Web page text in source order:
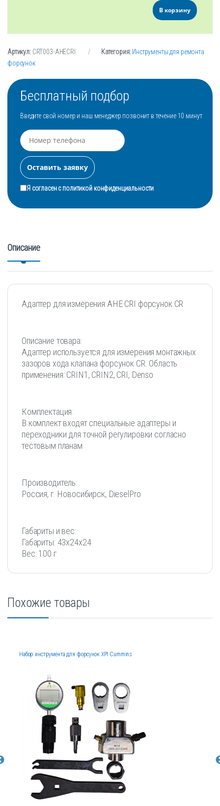
В корзину
Артикул: CRT003-AHECRI Категория: Инструменты для ремонта
форсунок
Бесплатный подбор
Введите свой номер и наш менеджер позвонит в течение 10 минут
Я согласен сполитикой конфиденциальности
Описание
Адаптер для измерения AHE CRI форсунок CR
Описание товара:
Адаптер используется для измерения монтажных
зазоров хода клапана форсунок CR. Область
применения: CRIN1, CRIN2, CRI, Denso
Комплектация:
В комплект входят специальные адаптеры и
переходники для точной регулировки согласно
тестовым планам
Производитель:
Россия, г. Новосибирск, DieselPro
Габариты и вес:
Габариты: 43x24x24
Вес: 100 г
Похожие товары
Набор инструмента для форсунок XPI Cummins